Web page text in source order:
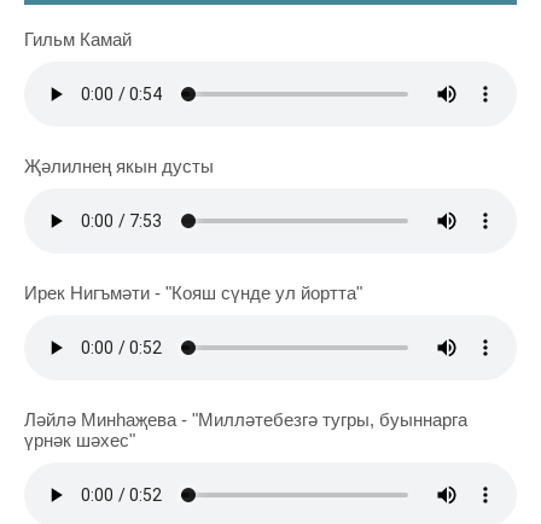
Гильм Камай
Җәлилнең якын дусты
Ирек Нигъмәти - "Кояш сүнде ул йортта"
Ләйлә Минһаҗева - "Милләтебезгә тугры, буыннарга
үрнәк шәхес"